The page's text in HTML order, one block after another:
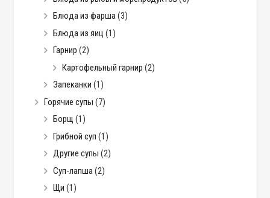
Блюда из фарша(3)
Блюда из яиц (1)
Гарнир (2)
Картофельный гарнир (2)
Запеканки (1)
Горячие супы (7)
Борщ (1)
Грибной суп (1)
Другие супы (2)
Суп-лапша(2)
Щи (1)